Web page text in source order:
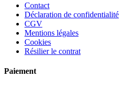
Contact
Déclaration de confidentialité
CGV
Mentions légales
Cookies
Résilier le contrat
Paiement